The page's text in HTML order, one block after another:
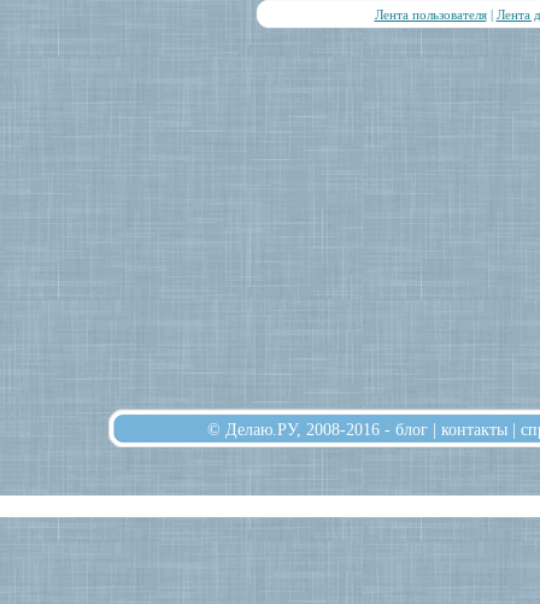
Лента пользователя| Лента
© Делаю.РУ, 2008-2016 - блог | контакты |